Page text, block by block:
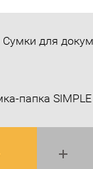
Сумки для
папка SIMPLE